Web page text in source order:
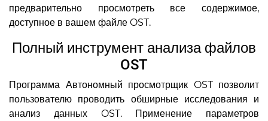
предварительно просмотреть все содержимое,
доступное в вашем файле OST.
Полный инструмент анализа файлов
OST
Программа Автономный просмотрщик OST позволит
пользователю проводить обширные исследования и
анализ данных OST. Применение параметров